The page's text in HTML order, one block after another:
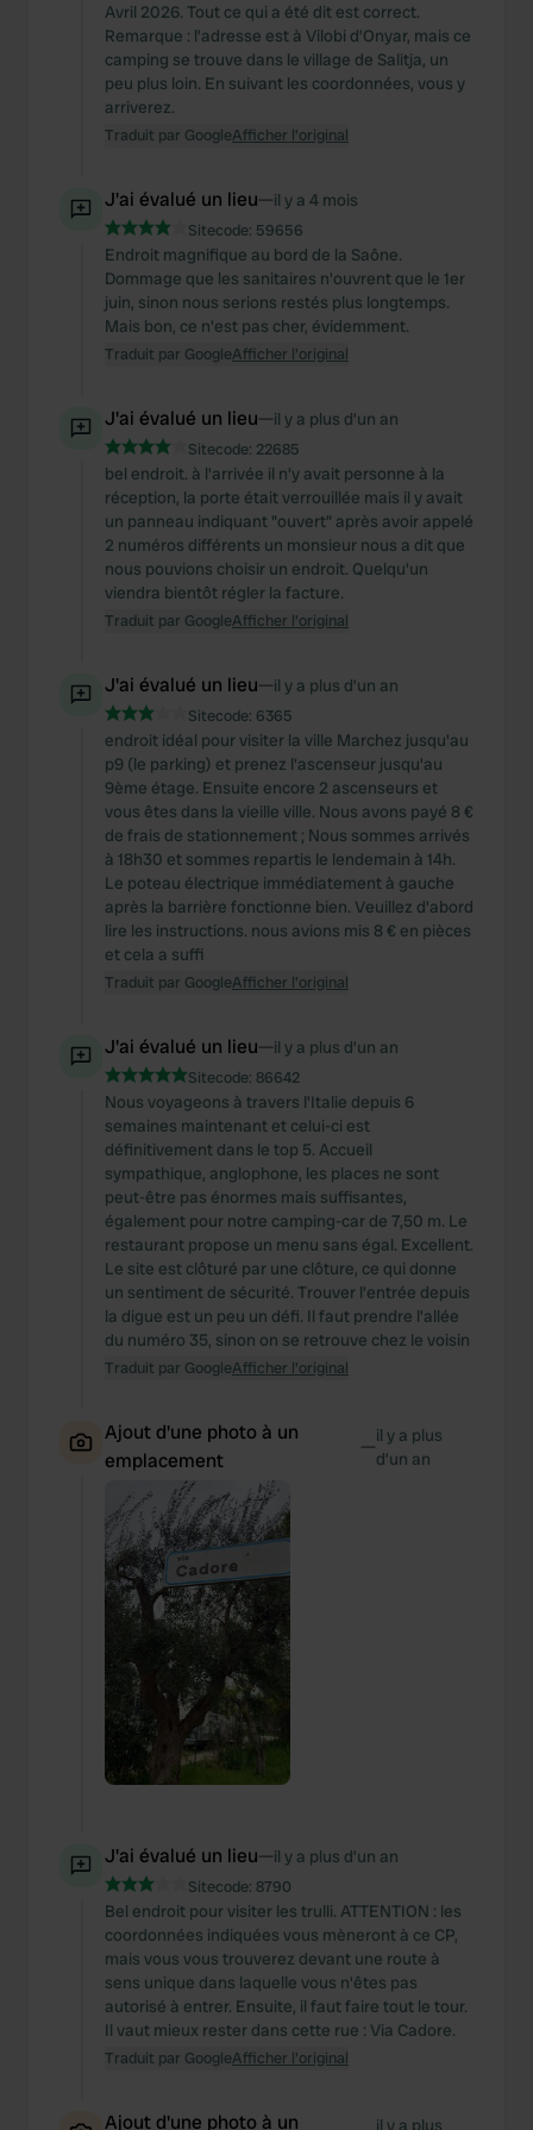
Avril 2026. Tout ce qui a été dit est correct.
Remarque : l’adresse est à Vilobi d’Onyar, mais ce
camping se trouve dans le village de Salitja, un
peu plus loin. En suivant les coordonnées, vous y
arriverez.
Traduit par GoogleAfficher l'original
J'ai évalué un lieu—il y a 4 mois
Sitecode: 59656
Endroit magnifique au bord de la Saône.
Dommage que les sanitaires n'ouvrent que le 1er
juin, sinon nous serions restés plus longtemps.
Mais bon, ce n'est pas cher, évidemment.
Traduit par GoogleAfficher l'original
J'ai évalué un lieu—il y a plus d’un an
Sitecode: 22685
bel endroit. à l'arrivée il n'y avait personne à la
réception, la porte était verrouillée mais il y avait
un panneau indiquant "ouvert" après avoir appelé
2 numéros différents un monsieur nous a dit que
nous pouvions choisir un endroit. Quelqu'un
viendra bientôt régler la facture.
Traduit par GoogleAfficher l'original
J'ai évalué un lieu—il y a plus d’un an
Sitecode: 6365
endroit idéal pour visiter la ville Marchez jusqu'au
p9 (le parking) et prenez l'ascenseur jusqu'au
9ème étage. Ensuite encore 2 ascenseurs et
vous êtes dans la vieille ville. Nous avons payé 8 €
de frais de stationnement ; Nous sommes arrivés
à 18h30 et sommes repartis le lendemain à 14h.
Le poteau électrique immédiatement à gauche
après la barrière fonctionne bien. Veuillez d'abord
lire les instructions. nous avions mis 8 € en pièces
et cela a suffi
Traduit par GoogleAfficher l'original
J'ai évalué un lieu—il y a plus d’un an
Sitecode: 86642
Nous voyageons à travers l'Italie depuis 6
semaines maintenant et celui-ci est
définitivement dans le top 5. Accueil
sympathique, anglophone, les places ne sont
peut-être pas énormes mais suffisantes,
également pour notre camping-car de 7,50 m. Le
restaurant propose un menu sans égal. Excellent.
Le site est clôturé par une clôture, ce qui donne
un sentiment de sécurité. Trouver l'entrée depuis
la digue est un peu un défi. Il faut prendre l'allée
du numéro 35, sinon on se retrouve chez le voisin
Traduit par GoogleAfficher l'original
Ajout d'une photo à un
emplacement
—il y a plus
d’un an
J'ai évalué un lieu—il y a plus d’un an
Sitecode: 8790
Bel endroit pour visiter les trulli. ATTENTION : les
coordonnées indiquées vous mèneront à ce CP,
mais vous vous trouverez devant une route à
sens unique dans laquelle vous n'êtes pas
autorisé à entrer. Ensuite, il faut faire tout le tour.
Il vaut mieux rester dans cette rue : Via Cadore.
Traduit par GoogleAfficher l'original
Ajout d'une photo à un il y a plus